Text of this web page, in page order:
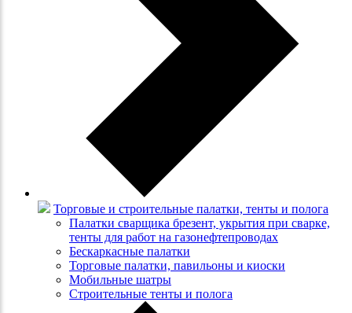
Торговые и строительные палатки, тенты и полога
Палатки сварщика брезент, укрытия при сварке,
тенты для работ на газонефтепроводах
Бескаркасные палатки
Торговые палатки, павильоны и киоски
Мобильные шатры
Строительные тенты и полога